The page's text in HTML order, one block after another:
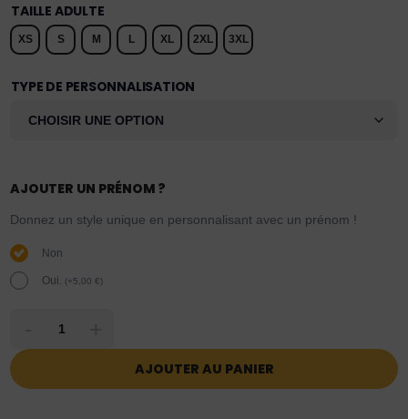
TAILLE ADULTE
XS S M L XL 2XL 3XL
TYPE DE PERSONNALISATION
AJOUTER UN PRÉNOM ?
Donnez un style unique en personnalisant avec un prénom !
Non
Oui. (+5,00€)
AJOUTER AU PANIER